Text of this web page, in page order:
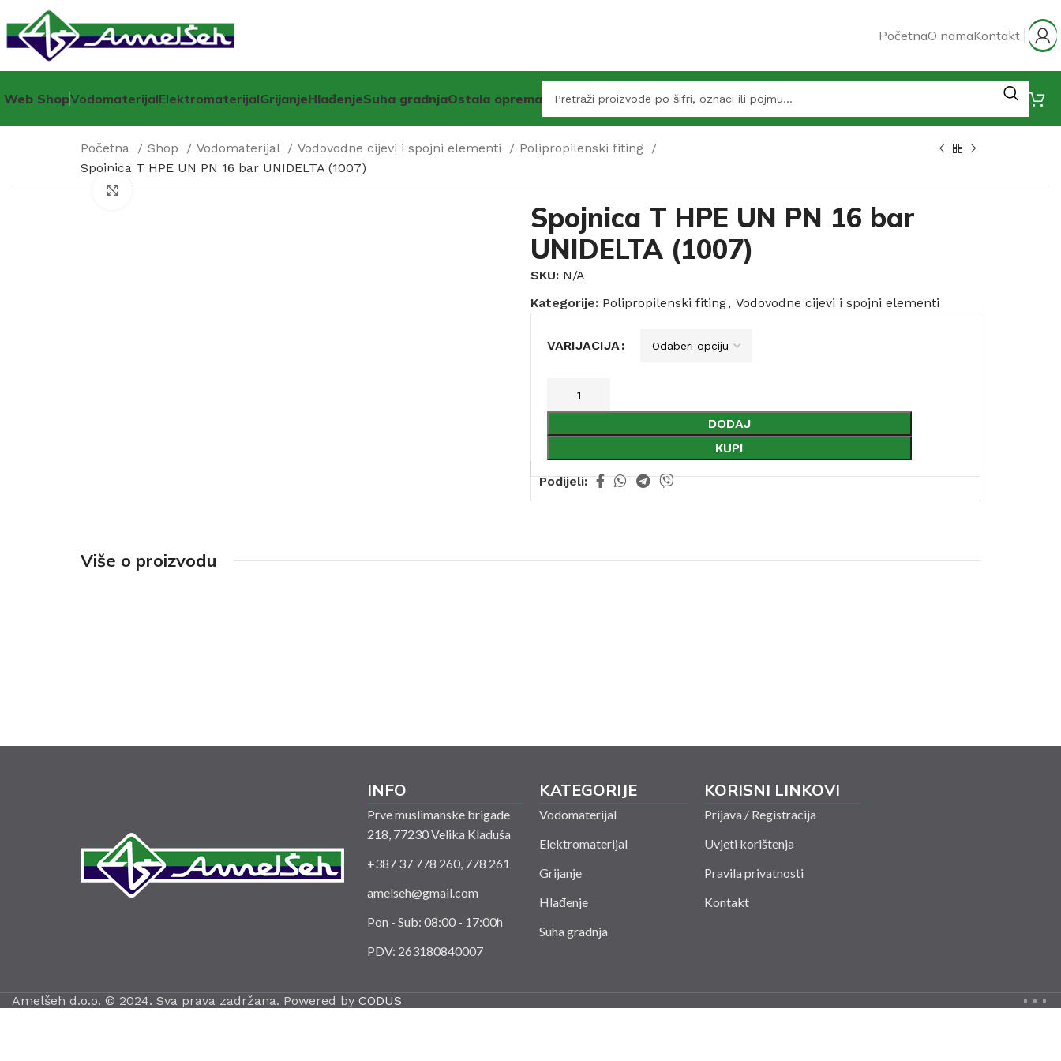
PočetnaO namaKontakt
Web ShopVodomaterijalElektromaterijalGrijanjeHlađenjeSuha gradnjaOstala oprema
Početna Shop Vodomaterijal Vodovodne cijevi i spojni elementi
Polipropilenski fiting
Spojnica T HPE UN PN 16 bar UNIDELTA (1007)
Click to enlarge
Spojnica T HPE UN PN 16 bar
UNIDELTA (1007)
SKU: N/A
Kategorije: Polipropilenski fiting, Vodovodne cijevi i spojni elementi
VARIJACIJA
DODAJ
KUPI
Podijeli:
Više o proizvodu
INFO
Prve muslimanske brigade
218, 77230 Velika Kladuša
+387 37 778 260, 778 261
amelseh@gmail.com
Pon - Sub: 08:00 - 17:00h
PDV: 263180840007
KATEGORIJE
Vodomaterijal
Elektromaterijal
Grijanje
Hlađenje
Suha gradnja
KORISNI LINKOVI
Prijava / Registracija
Uvjeti korištenja
Pravila privatnosti
Kontakt
Amelšeh d.o.o. © 2024. Sva prava zadržana. Powered by CODUS